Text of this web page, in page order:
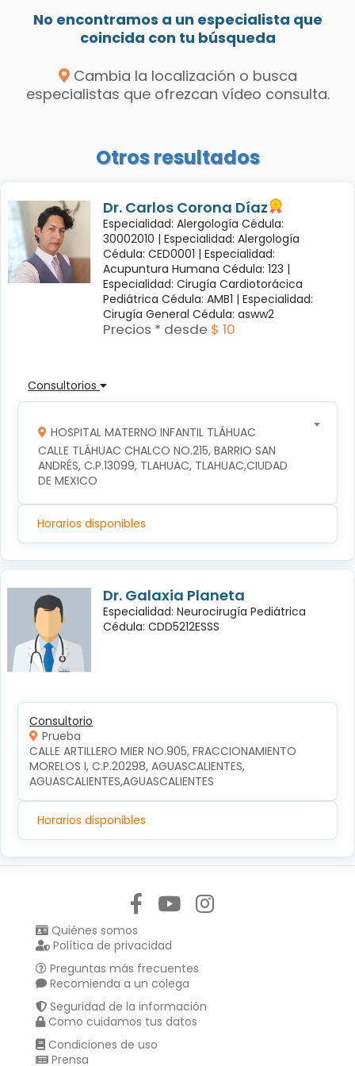
No encontramos a un especialista que
coincida con tu búsqueda
Cambia la localización o busca
especialistas que ofrezcan vídeo consulta.
Otros resultados
Dr. Carlos Corona Díaz
Especialidad: Alergología Cédula:
30002010 | Especialidad: Alergología
Cédula: CED0001 | Especialidad:
Acupuntura Humana Cédula: 123 |
Especialidad: Cirugía Cardiotorácica
Pediátrica Cédula: AMB1 | Especialidad:
Cirugía General Cédula: asww2
Precios * desde $ 10
Consultorios
HOSPITAL MATERNO INFANTIL TLÁHUAC
CALLE TLÁHUAC CHALCO NO.215, BARRIO SAN
ANDRÉS, C.P.13099, TLAHUAC, TLAHUAC,CIUDAD
DE MEXICO
Horarios disponibles
Dr. Galaxia Planeta
Especialidad: Neurocirugía Pediátrica
Cédula: CDD5212ESSS
Consultorio
Prueba
CALLE ARTILLERO MIER NO.905, FRACCIONAMIENTO
MORELOS I, C.P.20298, AGUASCALIENTES,
AGUASCALIENTES,AGUASCALIENTES
Horarios disponibles
Quiénes somos
Política de privacidad
Preguntas más frecuentes
Recomienda a un colega
Seguridad de la información
Como cuidamos tus datos
Condiciones de uso
Prensa